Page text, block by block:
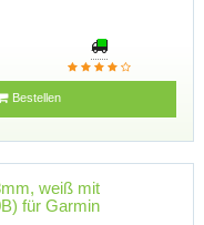
Bestellen
weiß mit
für Garmin